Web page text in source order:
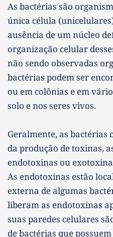
As bactérias são
única célula
ausência de um núcleo
organização celular
não sendo observadas
bactérias podem ser
ou em colônias e em
solo e nos seres vivos.
Geralmente, as bactérias
da produção de toxinas,
endotoxinas ou
As endotoxinas estão
externa de algumas
liberam as endotoxinas
suas paredes celulares
de bactérias que